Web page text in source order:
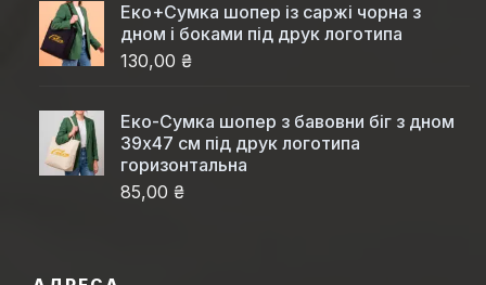
Еко+Сумка шопер із саржі чорна з
дном і боками під друк логотипа
130,00 ₴
Еко-Сумка шопер з бавовни біг з дном
39x47 см під друк логотипа
горизонтальна
85,00 ₴